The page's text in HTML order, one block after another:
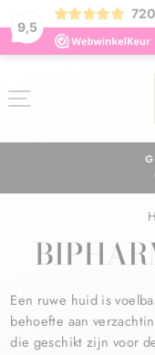
9,5
720
Een ruwe huid is
behoefte aan
die geschikt zijn voor